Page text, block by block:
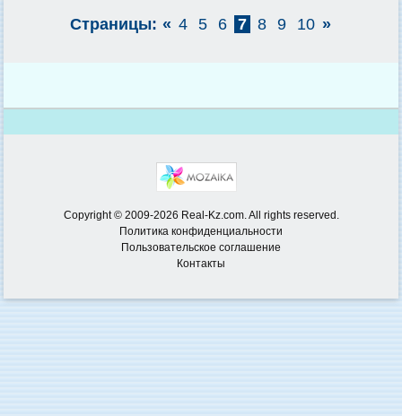
Страницы: « 4 5 6 7 8 9 10 »
Copyright © 2009-2026 Real-Kz.com. All rights reserved.
Политика конфиденциальности
Пользовательское соглашение
Контакты